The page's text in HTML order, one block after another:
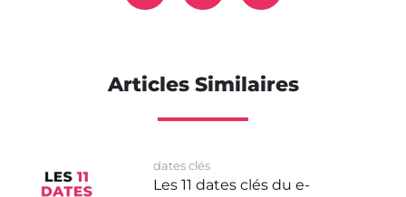
Articles Similaires
dates clés
Les 11 dates clés du e-